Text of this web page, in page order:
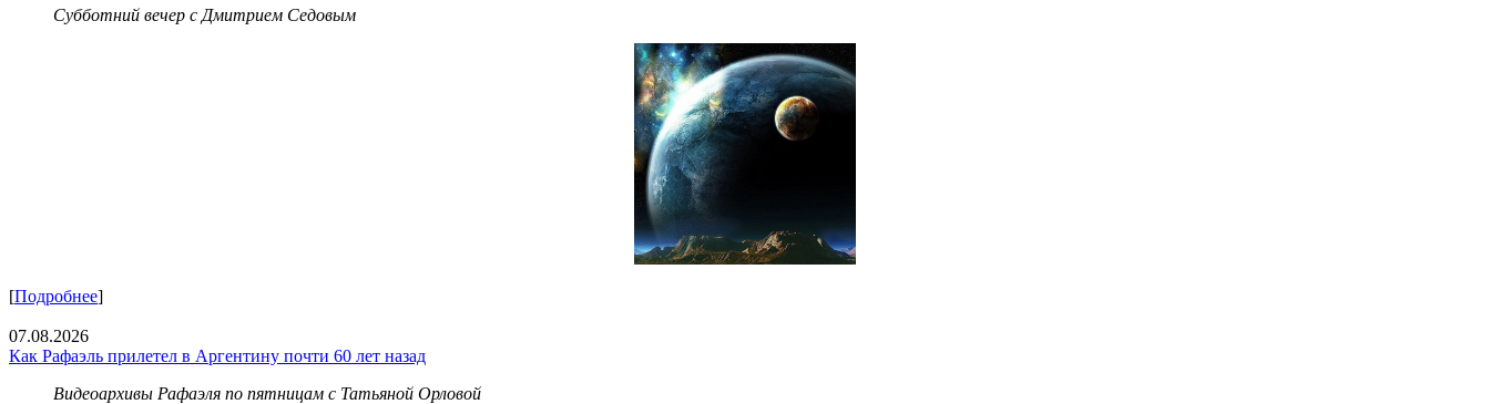
Субботний вечер с Дмитрием Седовым
[Подробнее]
07.08.2026
Как Рафаэль прилетел в Аргентину почти 60 лет назад
Видеоархивы Рафаэля по пятницам с Татьяной Орловой